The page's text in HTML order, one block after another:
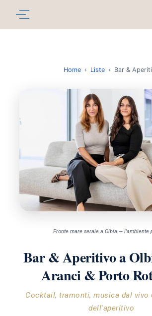
Home › Liste › Bar &
Fronte mare serale a Olbia — l'ambiente
Bar & Aperitivo a
Aranci & Porto
Cocktail, tramonti, musica dal vivo
dell'aperitivo